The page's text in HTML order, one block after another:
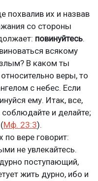
похвалив их и назвав
со стороны
повинуйтесь.
всякому
В каком ты
веры, то
с небес. Если
ему. Итак, все,
и делайте;
Мф. 23:3).
по вере говорит:
не увлекайтесь.
поступающий,
жить дурно, ибо и